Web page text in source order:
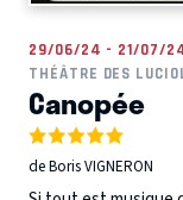
29/06/24 - 21/07/
THÉÂTRE DES
Canopée
de Boris VIGNERON